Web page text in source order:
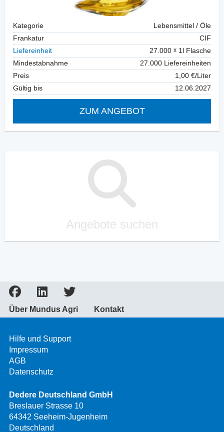
Kategorie
Lebensmittel / Öle
Frankatur
CIF
Liefereinheit
27.000
1l Flasche
Mindestabnahme
27.000 Liefereinheiten
Preis
1,00 €/Liter
Gültig bis
12.06.2027
ZUM ANGEBOT
Angebote suchen
Über Mundus Agri Kontakt
Hilfe und Support
Impressum
AGB
Datenschutz
Dedere Deutschland GmbH
Breslauer Strasse 10
64342 Seeheim-Jugenheim
Deutschland